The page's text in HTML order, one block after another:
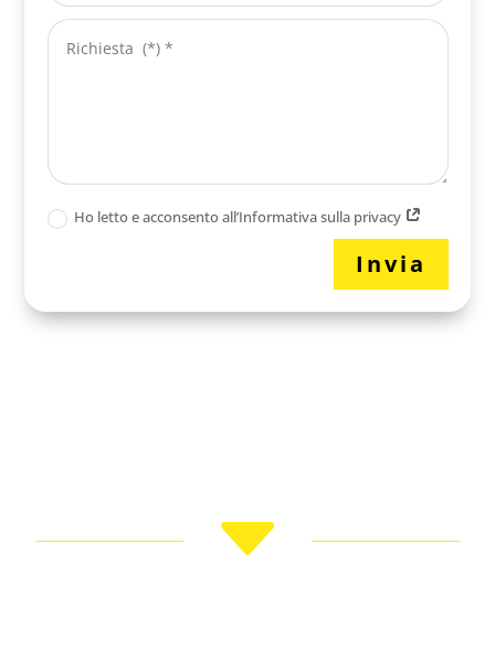
Ho letto e acconsento all’Informativa sulla privacy
Invia
C